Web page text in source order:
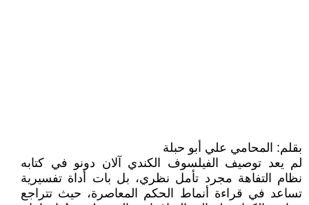
بقلم: المحامي علي أبو حبلة
لم يعد توصيف الفيلسوف الكندي آلان دونو في كتابه
نظام التفاهة مجرد تأمل نظري، بل بات أداة تفسيرية
تساعد في قراءة أنماط الحكم المعاصرة، حيث تتراجع